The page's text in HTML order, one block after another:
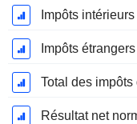
Impôts
Impôts
Total des impôts
Résultat net